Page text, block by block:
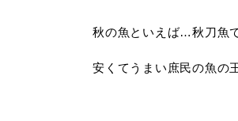
秋の魚といえば…秋刀魚
安くてうまい庶民の魚の